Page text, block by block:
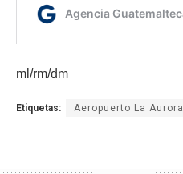
ml/rm/dm
Etiquetas: Aeropuerto La Aurora